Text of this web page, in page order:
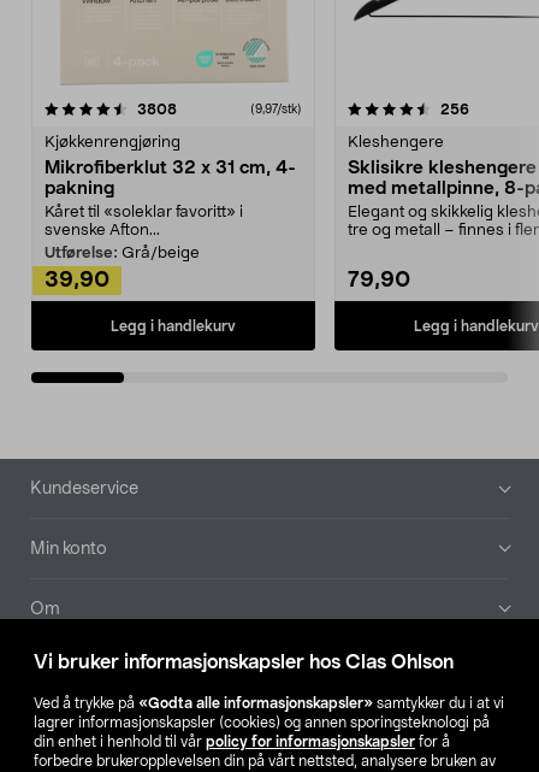
Vi bruker informasjonskapsler hos Clas Ohlson
Ved å trykke på «Godta alle informasjonskapsler» samtykker du i at vi
lagrer informasjonskapsler (cookies) og annen sporingsteknologi på
din enhet i henhold til vår policy for informasjonskapsler for å
forbedre brukeropplevelsen din på vårt nettsted, analysere bruken av
3808anmeldelser(9,97/stk)
Kjøkkenrengjøring
Mikrofiberklut 32 x 31 cm, 4-
pakning
Kåret til «soleklar favoritt» i
svenske Afton...
Utførelse: Grå/beige
39,90
Legg i handlekurv
4.5av 5 stjerner 256
Kleshengere
Sklisikre
med metallpinne, 8-
Elegant og skikkelig
tre og metall – finnes i
79,90
Legg i handlekurv
4.5av 5 stjerner
Bunntekst
Kundeservice
Min konto
Om
Aktuelt
Våre selskaper